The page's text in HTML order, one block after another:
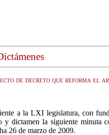
de decreto que reforma
a la LXI legislatura, con
dictamen la siguiente
26 de marzo de 2009.